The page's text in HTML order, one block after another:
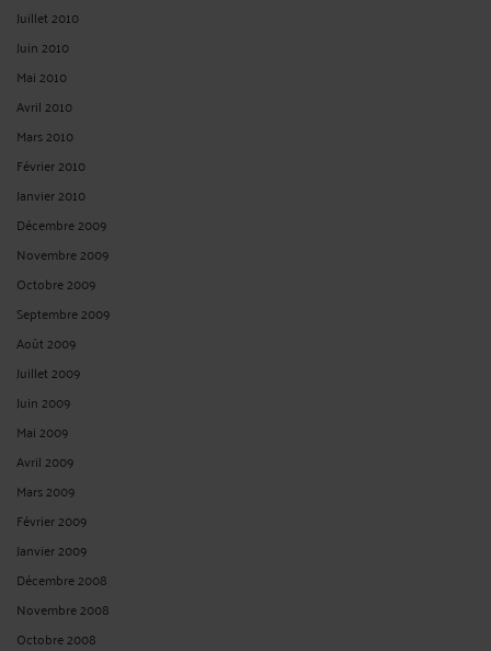
Juillet 2010
Juin 2010
Mai 2010
Avril 2010
Mars 2010
Février 2010
Janvier 2010
Décembre 2009
Novembre 2009
Octobre 2009
Septembre 2009
Août 2009
Juillet 2009
Juin 2009
Mai 2009
Avril 2009
Mars 2009
Février 2009
Janvier 2009
Décembre 2008
Novembre 2008
Octobre 2008